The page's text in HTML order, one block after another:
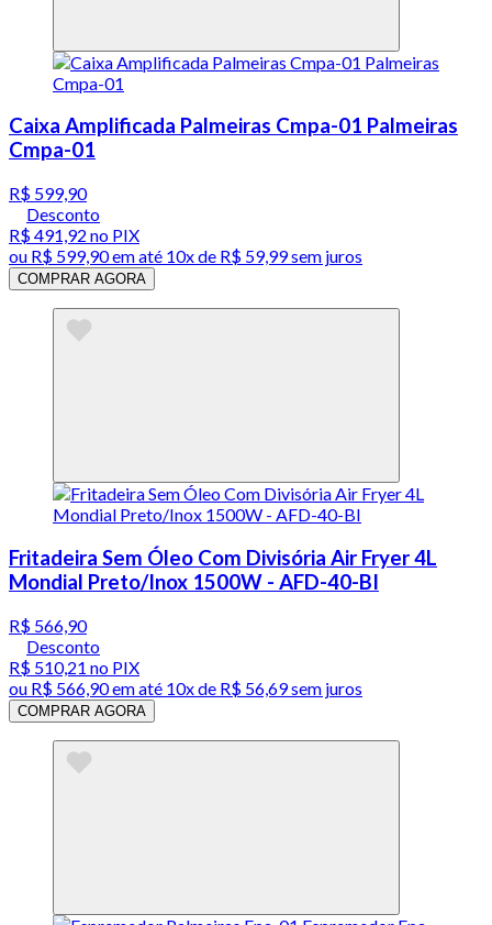
Caixa Amplificada Palmeiras Cmpa-01 Palmeiras
Cmpa-01
R$ 599,90
Desconto
R$ 491,92 no PIX
ou R$ 599,90em até 10x de R$ 59,99 sem juros
COMPRAR AGORA
Fritadeira Sem Óleo Com Divisória Air Fryer 4L
Mondial Preto/Inox 1500W - AFD-40-BI
R$ 566,90
Desconto
R$ 510,21 no PIX
ou R$ 566,90em até 10x de R$ 56,69 sem juros
COMPRAR AGORA